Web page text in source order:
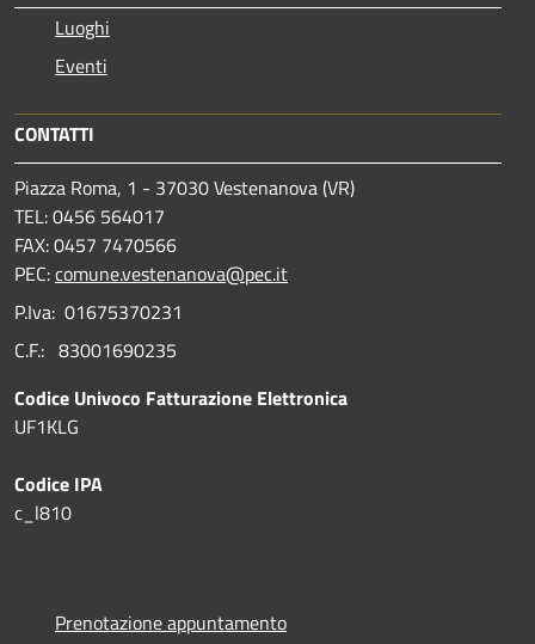
Luoghi
Eventi
CONTATTI
Piazza Roma, 1 - 37030 Vestenanova (VR)
TEL: 0456 564017
FAX: 0457 7470566
PEC:comune.vestenanova@pec.it
P.Iva: 01675370231
C.F.: 83001690235
Codice Univoco Fatturazione Elettronica
UF1KLG
Codice IPA
c_l810
Prenotazione appuntamento